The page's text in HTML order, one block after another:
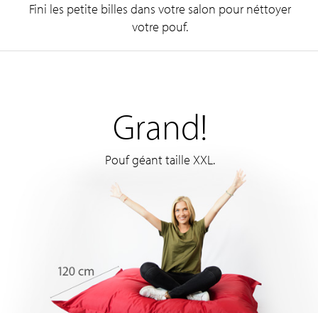
Fini les petite billes dans votre salon pour néttoyer
votre pouf.
Grand!
Pouf géant taille XXL.